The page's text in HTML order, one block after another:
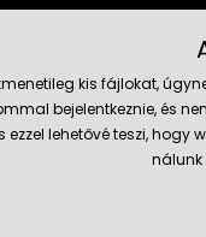
kis fájlokat,
bejelentkeznie, és
lehetővé teszi,
nálunk